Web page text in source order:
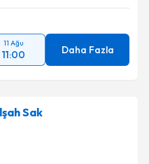
11 Ağu
11:00 Daha Fazla
Sak